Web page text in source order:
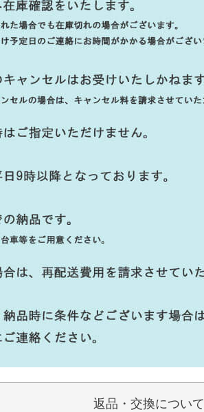
返品・交換について